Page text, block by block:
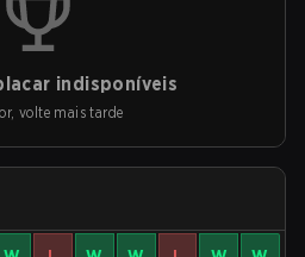
indisponíveis
volte mais tarde